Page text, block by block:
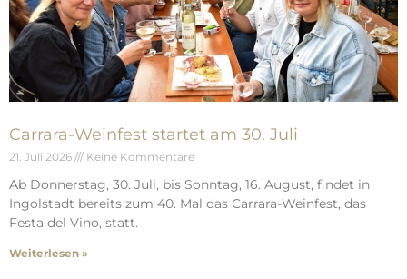
Carrara-Weinfest startet am 30. Juli
21. Juli 2026 Keine Kommentare
Ab Donnerstag, 30. Juli, bis Sonntag, 16. August, findet in
Ingolstadt bereits zum 40. Mal das Carrara-Weinfest, das
Festa del Vino, statt.
Weiterlesen »